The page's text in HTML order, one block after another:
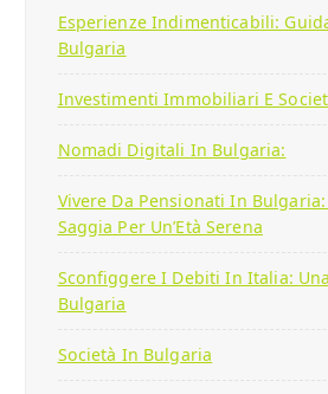
Esperienze Indimenticabili:
Bulgaria
Investimenti Immobiliari E
Nomadi Digitali In Bulgaria:
Vivere Da Pensionati In
Saggia Per Un’Età Serena
Sconfiggere I Debiti In Italia:
Bulgaria
Società In Bulgaria